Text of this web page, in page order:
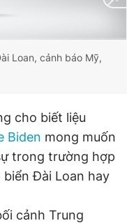
Loan, cảnh báo Mỹ,
cho biết liệu
Biden mong muốn
trong trường hợp
biển Đài Loan hay
cảnh Trung